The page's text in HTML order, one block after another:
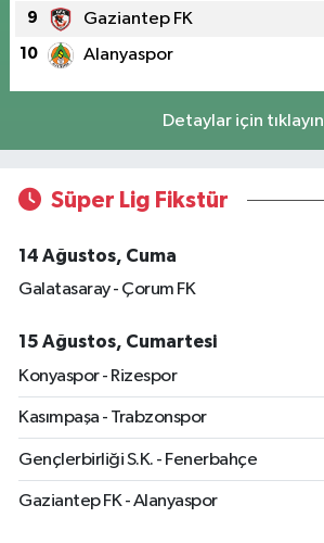
9 Gaziantep FK
10 Alanyaspor
Detaylar için tıklayın
Süper Lig Fikstür
14 Ağustos, Cuma
Galatasaray - Çorum FK
15 Ağustos, Cumartesi
Konyaspor - Rizespor
Kasımpaşa - Trabzonspor
Gençlerbirliği S.K. - Fenerbahçe
Gaziantep FK - Alanyaspor